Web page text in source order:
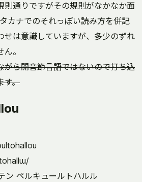
則通りですがその規則がなかなか面
カナでのそれっぽい読み方を併記
せは意識していますが、多少のずれ
。
がら開音節言語ではないので打ち込
す。
ン ペルキュールトハルル